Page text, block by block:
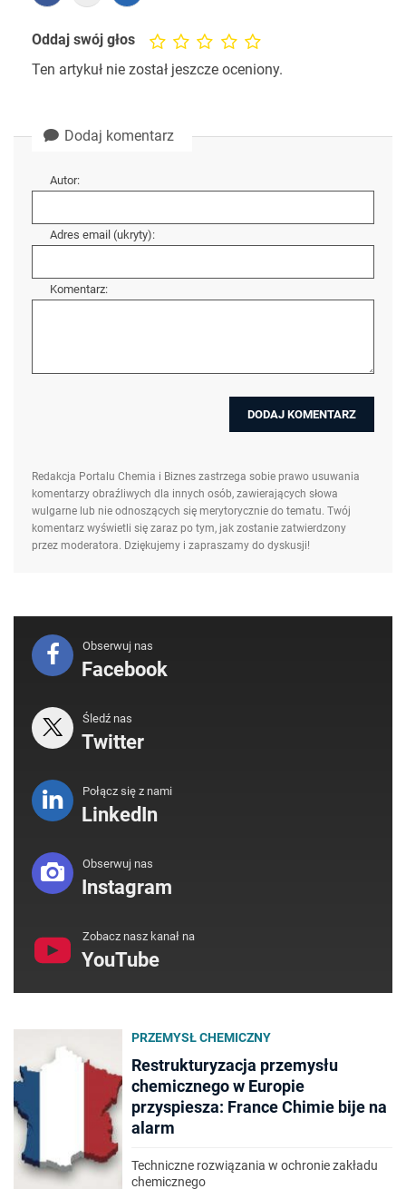
Oddaj swój głos
Ten artykuł nie został jeszcze oceniony.
Dodaj komentarz
Autor:
Adres email (ukryty):
Komentarz:
Redakcja Portalu Chemia i Biznes zastrzega sobie prawo usuwania
komentarzy obraźliwych dla innych osób, zawierających słowa
wulgarne lub nie odnoszących się merytorycznie do tematu. Twój
komentarz wyświetli się zaraz po tym, jak zostanie zatwierdzony
przez moderatora. Dziękujemy i zapraszamy do dyskusji!
Obserwuj nas
Facebook
Śledź nas
Twitter
Połącz się z nami
LinkedIn
Obserwuj nas
Instagram
Zobacz nasz kanał na
YouTube
PRZEMYSŁ CHEMICZNY
Restrukturyzacja przemysłu
chemicznego w Europie
przyspiesza: France Chimie bije na
alarm
Techniczne rozwiązania w ochronie zakładu
chemicznego